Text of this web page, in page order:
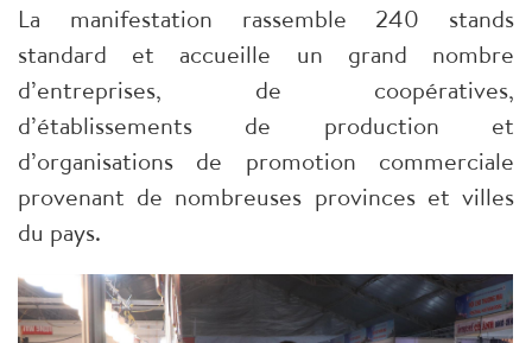
La manifestation rassemble 240 stands
standard et accueille un grand nombre
d’entreprises, de coopératives,
d’établissements de production et
d’organisations de promotion commerciale
provenant de nombreuses provinces et villes
du pays.